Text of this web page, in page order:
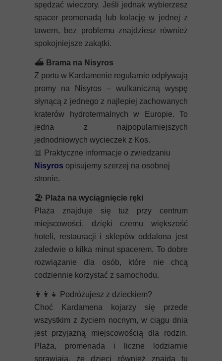
spędzać wieczory. Jeśli jednak wybierzesz
spacer promenadą lub kolację w jednej z
tawern, bez problemu znajdziesz również
spokojniejsze zakątki.
⛴️ Brama na Nisyros
Z portu w Kardamenie regularnie odpływają
promy na Nisyros – wulkaniczną wyspę
słynącą z jednego z najlepiej zachowanych
kraterów hydrotermalnych w Europie. To
jedna z najpopularniejszych
jednodniowych wycieczek z Kos.
📖 Praktyczne informacje o zwiedzaniu
Nisyros opisujemy szerzej na osobnej
stronie.
🏖️ Plaża na wyciągnięcie ręki
Plaża znajduje się tuż przy centrum
miejscowości, dzięki czemu większość
hoteli, restauracji i sklepów oddalona jest
zaledwie o kilka minut spacerem. To dobre
rozwiązanie dla osób, które nie chcą
codziennie korzystać z samochodu.
👨‍👩‍👧
Podróżujesz z dzieckiem?
Choć Kardamena kojarzy się przede
wszystkim z życiem nocnym, w ciągu dnia
jest przyjazną miejscowością dla rodzin.
Plaża, promenada i liczne lodziarnie
sprawiają, że dzieci również znajdą tu